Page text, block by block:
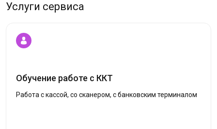
Услуги сервиса
Обучение работе с ККТ
Работа с кассой, со сканером, с банковским терминалом